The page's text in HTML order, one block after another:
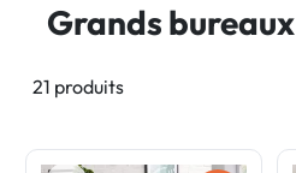
Grands bureaux
21 produits